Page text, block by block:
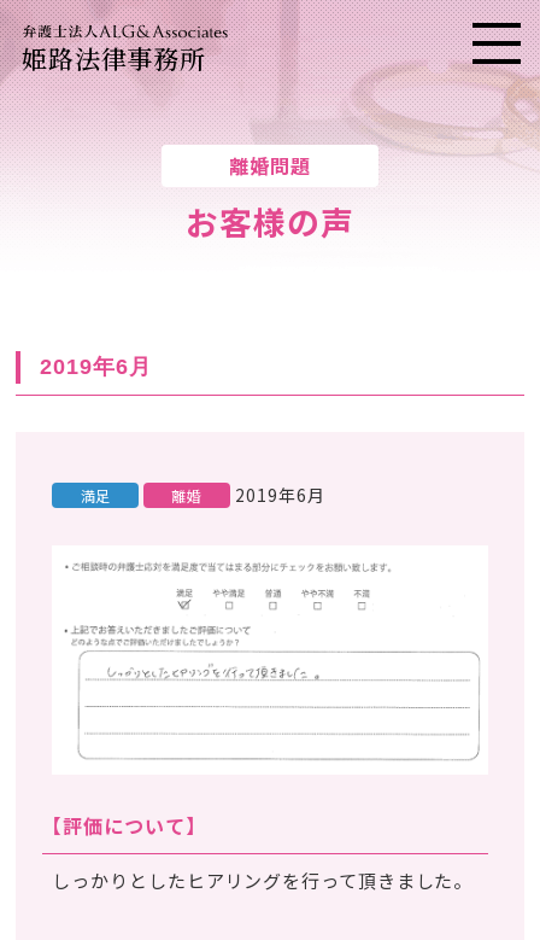
姫路法律事務所 メニ
離婚問題
お客様の声
2019年6月
満足 離婚 2019年6月
【評価について】
しっかりとしたヒアリングを行って頂きました。